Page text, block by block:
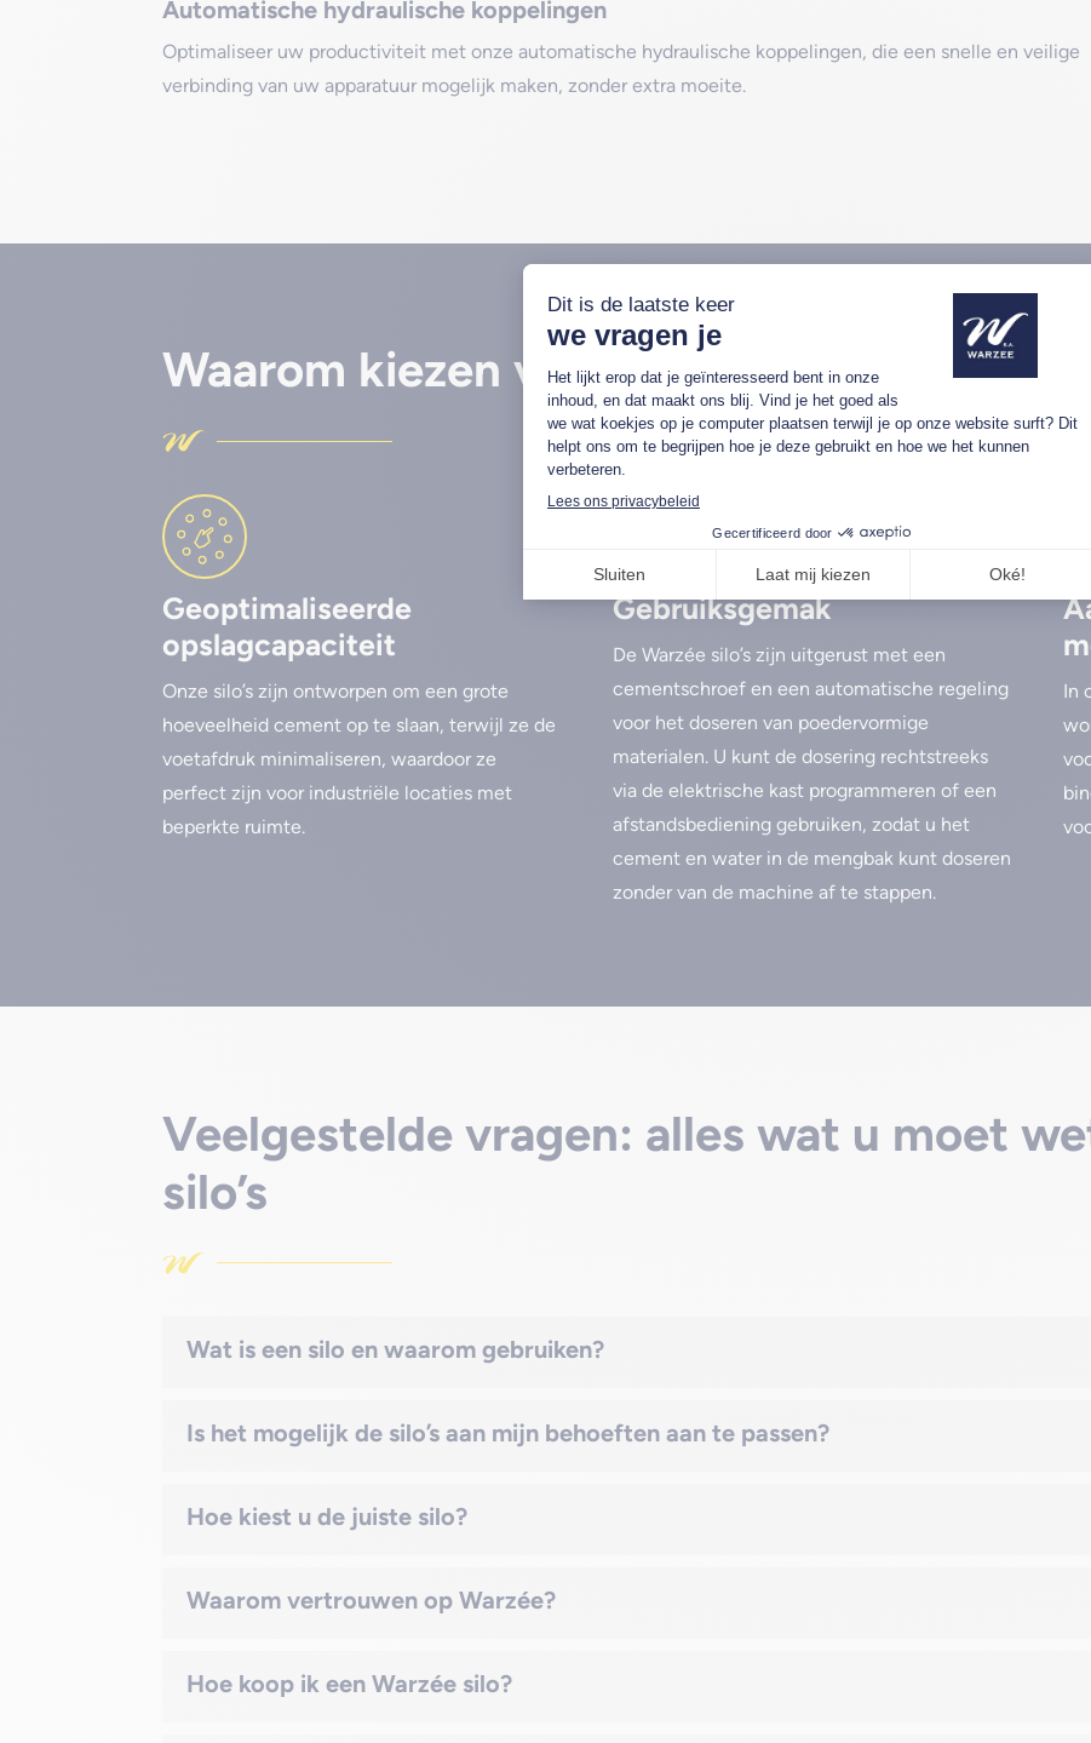
Automatische hydraulische koppelingen
Optimaliseer uw productiviteit met onze automatische hydraulische koppelingen, die een snelle en veilige
verbinding van uw apparatuur mogelijk maken, zonder extra moeite.
Waarom kiezen voor een Warzée silo?
Geoptimaliseerde
opslagcapaciteit
Onze silo’s zijn ontworpen om een grote
hoeveelheid cement op te slaan, terwijl ze de
voetafdruk minimaliseren, waardoor ze
perfect zijn voor industriële locaties met
beperkte ruimte.
Gebruiksgemak
De Warzée silo’s zijn uitgerust met een
cementschroef en een automatische regeling
voor het doseren van poedervormige
materialen. U kunt de dosering rechtstreeks
via de elektrische kast programmeren of een
afstandsbediening gebruiken, zodat u het
cement en water in de mengbak kunt doseren
zonder van de machine af te stappen.
In
Veelgestelde vragen: alles wat u moet
silo’s
Wat is een silo en waarom gebruiken?
Is het mogelijk de silo’s aan mijn behoeften aan te passen?
Hoe kiest u de juiste silo?
Waarom vertrouwen op Warzée?
Hoe koop ik een Warzée silo?